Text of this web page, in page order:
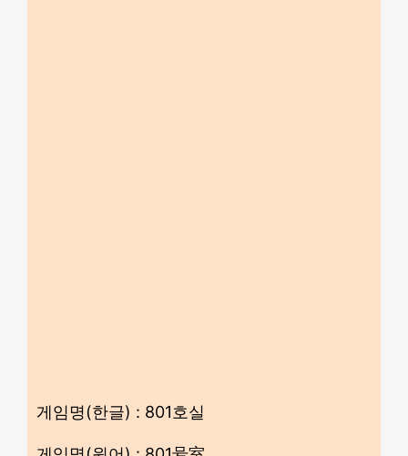
게임명(한글) : 801호실